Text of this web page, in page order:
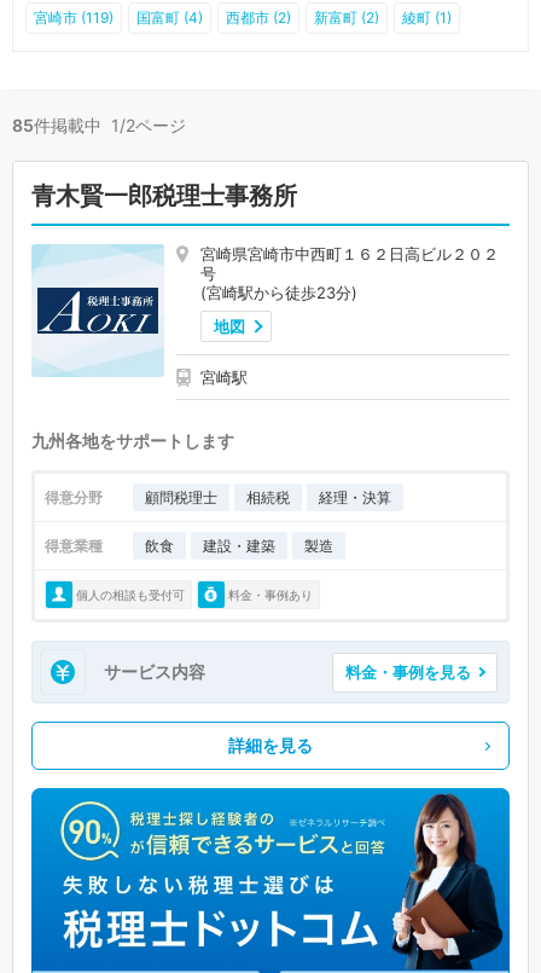
宮崎市 (119) 国富町 (4) 西都市 (2) 新富町 (2) 綾町 (1)
85件掲載中 1/2ページ
青木賢一郎税理士事務所
宮崎県宮崎市中西町１６２日高ビル２０２
号
(宮崎駅から徒歩23分)
地図
宮崎駅
九州各地をサポートします
得意分野 顧問税理士 相続税 経理・決算
得意業種 飲食 建設・建築 製造
個人の相談も受付可 料金・事例あり
サービス内容 料金・事例を見る
詳細を見る